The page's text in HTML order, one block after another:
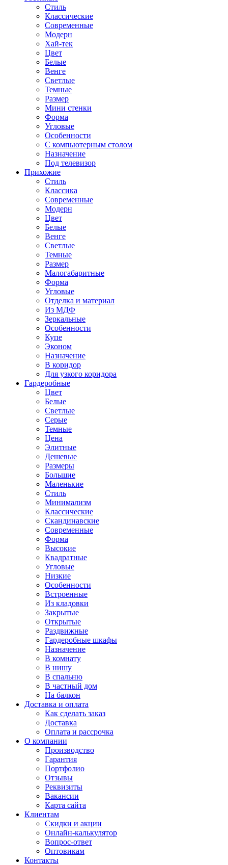
Стиль
Классические
Современные
Модерн
Хай-тек
Цвет
Белые
Венге
Светлые
Темные
Размер
Мини стенки
Форма
Угловые
Особенности
С компьютерным столом
Назначение
Под телевизор
Прихожие
Стиль
Классика
Современные
Модерн
Цвет
Белые
Венге
Светлые
Темные
Размер
Малогабаритные
Форма
Угловые
Отделка и материал
Из МДФ
Зеркальные
Особенности
Купе
Эконом
Назначение
В коридор
Для узкого коридора
Гардеробные
Цвет
Белые
Светлые
Серые
Темные
Цена
Элитные
Дешевые
Размеры
Большие
Маленькие
Стиль
Минимализм
Классические
Скандинавские
Современные
Форма
Высокие
Квадратные
Угловые
Низкие
Особенности
Встроенные
Из кладовки
Закрытые
Открытые
Раздвижные
Гардеробные шкафы
Назначение
В комнату
В нишу
В спальню
В частный дом
На балкон
Доставка и оплата
Как сделать заказ
Доставка
Оплата и рассрочка
О компании
Производство
Гарантия
Портфолио
Отзывы
Реквизиты
Вакансии
Карта сайта
Клиентам
Скидки и акции
Онлайн-калькулятор
Вопрос-ответ
Оптовикам
Контакты